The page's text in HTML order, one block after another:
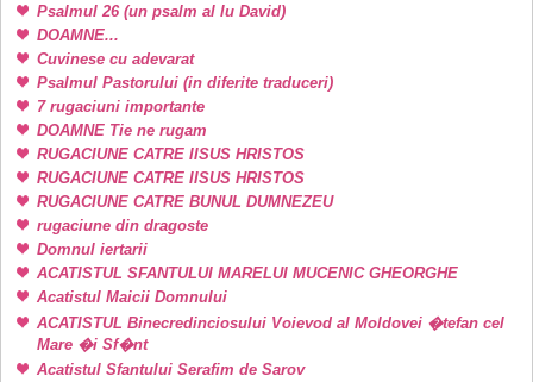
Psalmul 26 (un psalm al lu David)
DOAMNE...
Cuvinese cu adevarat
Psalmul Pastorului (in diferite traduceri)
7 rugaciuni importante
DOAMNE Tie ne rugam
RUGACIUNE CATRE IISUS HRISTOS
RUGACIUNE CATRE IISUS HRISTOS
RUGACIUNE CATRE BUNUL DUMNEZEU
rugaciune din dragoste
Domnul iertarii
ACATISTUL SFANTULUI MARELUI MUCENIC GHEORGHE
Acatistul Maicii Domnului
ACATISTUL Binecredinciosului Voievod al Moldovei �tefan cel
Mare �i Sf�nt
Acatistul Sfantului Serafim de Sarov